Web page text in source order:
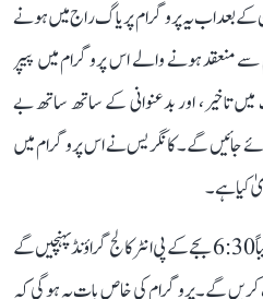
کے بعد اب یہ پروگرام پریاگ راج میں ہونے
منعقد ہونے والے اس پروگرام میں پیپر
میں تاخیر، اور بدعنوانی کے ساتھ ساتھ بے
جائیں گے۔ کانگریس نے اس پروگرام میں
کیا ہے۔
واضح رہے کہ راہل گاندھی آج شام تقریباً 6:30 بجے کے پی انٹر کالج گراؤنڈ پہنچیں گے
بات کریں گے۔ پروگرام کی خاص بات یہ ہوگی کہ